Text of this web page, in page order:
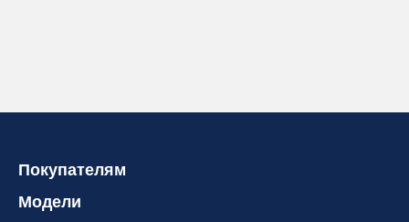
Покупателям
Модели